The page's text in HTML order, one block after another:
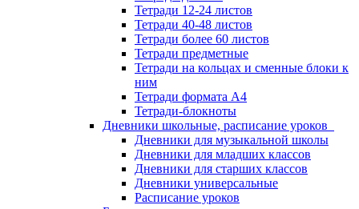
Тетради 12-24 листов
Тетради 40-48 листов
Тетради более 60 листов
Тетради предметные
Тетради на кольцах и сменные блоки к
ним
Тетради формата А4
Тетради-блокноты
Дневники школьные, расписание уроков
Дневники для музыкальной школы
Дневники для младших классов
Дневники для старших классов
Дневники универсальные
Расписание уроков